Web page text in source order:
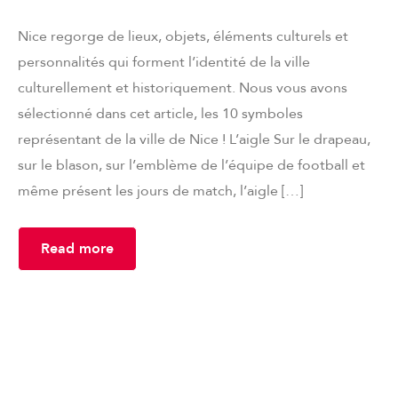
Nice regorge de lieux, objets, éléments culturels et
personnalités qui forment l’identité de la ville
culturellement et historiquement. Nous vous avons
sélectionné dans cet article, les 10 symboles
représentant de la ville de Nice ! L’aigle Sur le drapeau,
sur le blason, sur l’emblème de l’équipe de football et
même présent les jours de match, l’aigle […]
Read more